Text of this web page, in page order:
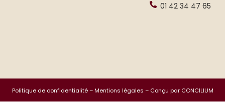
01 42 34 47 65
Politique de confidentialité– Mentions légales – Conçu par CONCILIUM